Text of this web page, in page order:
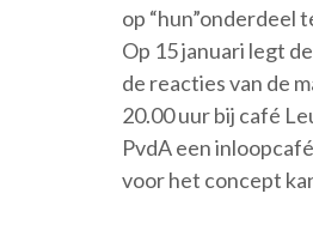
op “hun”onderdeel
Op 15 januari legt
de reacties van de
20.00 uur bij café
PvdA een
voor het concept